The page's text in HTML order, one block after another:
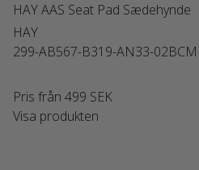
HAY AAS Seat Pad Sædehynde
HAY
299-AB567-B319-AN33-02BCM
Pris från 499 SEK
Visa produkten